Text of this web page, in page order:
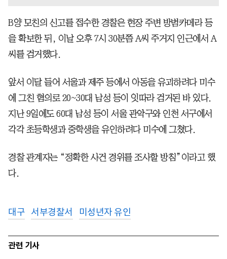
B양 모친의 신고를 접수한 경찰은 현장 주변 방범카메라 등
을 확보한 뒤, 이날 오후 7시 30분쯤 A씨 주거지 인근에서 A
씨를 검거했다.
앞서 이달 들어 서울과 제주 등에서 아동을 유괴하려다 미수
에 그친 혐의로 20~30대 남성 등이 잇따라 검거된 바 있다.
지난 9일에도 60대 남성 등이 서울 관악구와 인천 서구에서
각각 초등학생과 중학생을 유인하려다 미수에 그쳤다.
경찰 관계자는 “정확한 사건 경위를 조사할 방침”이라고 했
다.
대구 서부경찰서 미성년자 유인
관련 기사